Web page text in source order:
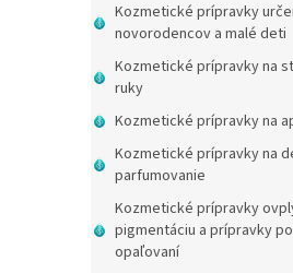
Kozmetické prípravky
novorodencov a malé deti
Kozmetické prípravky na
ruky
Kozmetické prípravky na
Kozmetické prípravky na
parfumovanie
Kozmetické prípravky
pigmentáciu a prípravky
opaľovaní